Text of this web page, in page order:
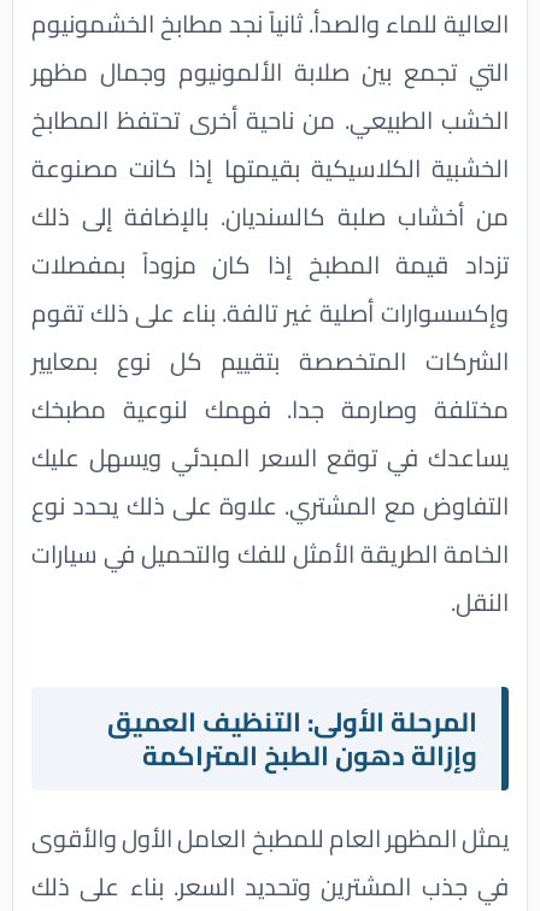
العالية للماء والصدأ. ثانياً نجد مطابخ الخشمونيوم
التي تجمع بين صلابة الألمونيوم وجمال مظهر
الخشب الطبيعي. من ناحية أخرى تحتفظ المطابخ
الخشبية الكلاسيكية بقيمتها إذا كانت مصنوعة
من أخشاب صلبة كالسنديان. بالإضافة إلى ذلك
تزداد قيمة المطبخ إذا كان مزوداً بمفصلات
وإكسسوارات أصلية غير تالفة. بناء على ذلك تقوم
الشركات المتخصصة بتقييم كل نوع بمعايير
مختلفة وصارمة جدا. فهمك لنوعية مطبخك
يساعدك في توقع السعر المبدئي ويسهل عليك
التفاوض مع المشتري. علاوة على ذلك يحدد نوع
الخامة الطريقة الأمثل للفك والتحميل في سيارات
النقل.
المرحلة الأولى: التنظيف العميق
وإزالة دهون الطبخ المتراكمة
يمثل المظهر العام للمطبخ العامل الأول والأقوى
في جذب المشترين وتحديد السعر. بناء على ذلك